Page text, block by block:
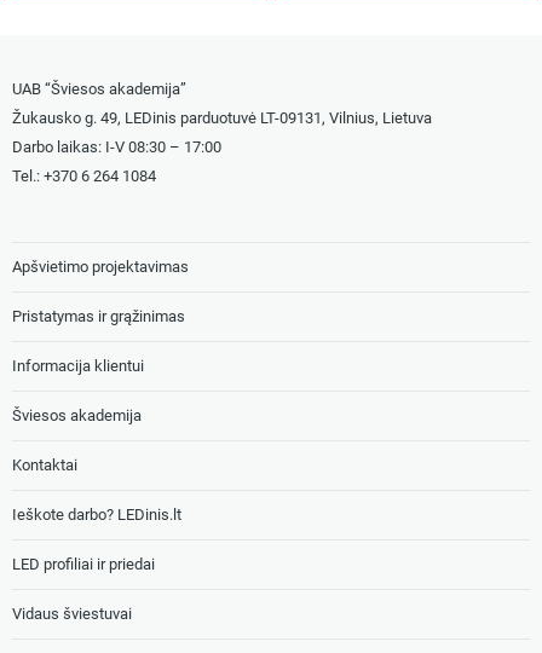
UAB “Šviesos akademija”
Žukausko g. 49, LEDinis parduotuvė LT-09131, Vilnius, Lietuva
Darbo laikas: I-V 08:30 – 17:00
Tel.: +370 6 264 1084
Apšvietimo projektavimas
Pristatymas ir grąžinimas
Informacija klientui
Šviesos akademija
Kontaktai
Ieškote darbo? LEDinis.lt
LED profiliai ir priedai
Vidaus šviestuvai